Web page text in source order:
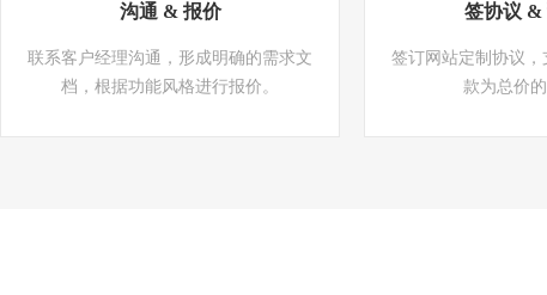
沟通 & 报价
联系客户经理沟通，形成明确的需求文
档，根据功能风格进行报价。
签协议 &
签订网站定制协议
款为总价的